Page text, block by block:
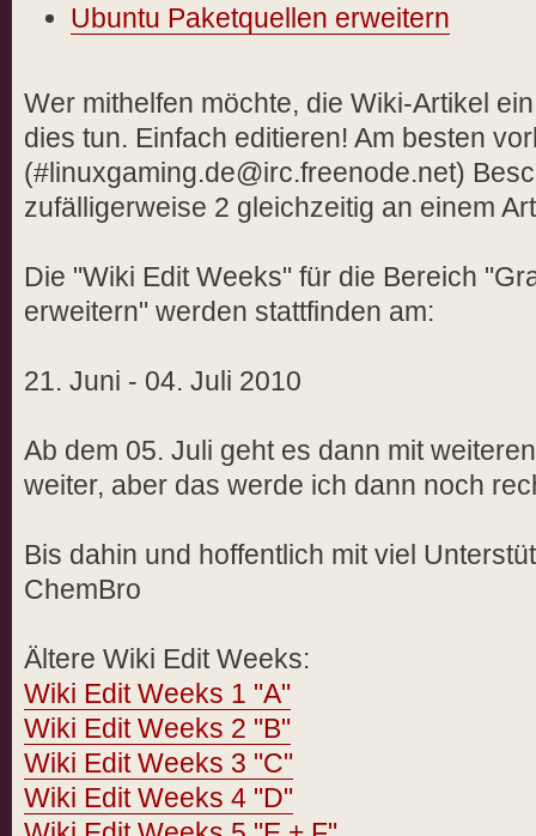
Ubuntu Paketquellen erweitern
Wer mithelfen möchte, die Wiki-Artikel
dies tun. Einfach editieren! Am besten
(#linuxgaming.de@irc.freenode.net)
zufälligerweise 2 gleichzeitig an einem
Die "Wiki Edit Weeks" für die Bereich
erweitern" werden stattfinden am:
21. Juni - 04. Juli 2010
Ab dem 05. Juli geht es dann mit
weiter, aber das werde ich dann noch
Bis dahin und hoffentlich mit viel
ChemBro
Ältere Wiki Edit Weeks:
Wiki Edit Weeks 1 "A"
Wiki Edit Weeks 2 "B"
Wiki Edit Weeks 3 "C"
Wiki Edit Weeks 4 "D"